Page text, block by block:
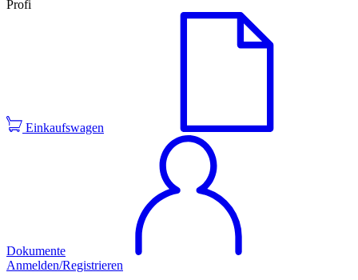
Profi
Einkaufswagen
Dokumente
Anmelden/Registrieren